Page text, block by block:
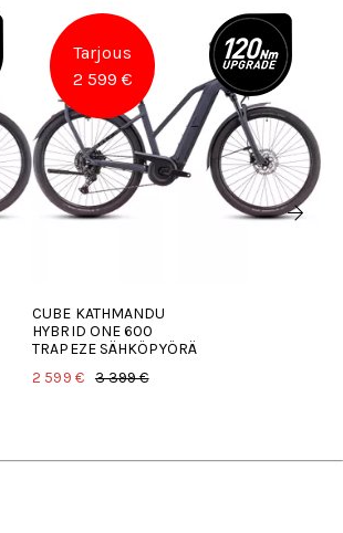
Tarjous
2 599 €
CUBE KATHMANDU
HYBRID ONE 600
TRAPEZE SÄHKÖPYÖRÄ
2 599 € 3 399 €